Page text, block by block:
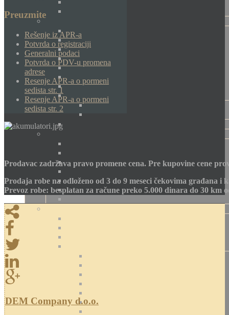
Preuzmite
Rešenje iz APR-a
Potvrda o registraciji
Generalni podaci
Potvrda o PDV-u promena
adrese
Resenje APR-a o pormeni
sedista str. 1
Resenje APR-a o pormeni
sedista str. 2
Prodavac zadržava pravo promene cena. Pre kupovine cene
Prodaja robe na odloženo od 3 do 9 meseci čekovima građana i
Prevoz robe: besplatan za račune preko 5.000 dinara do 30 km
DEM Company d.o.o.